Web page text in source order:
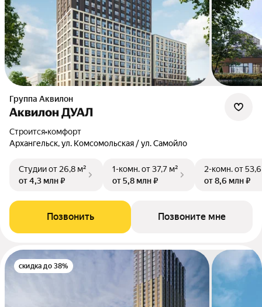
Группа Аквилон
Аквилон ДУАЛ
Строится•комфорт
Архангельск, ул. Комсомольская / ул. Самойло
Студииот 26,8 м²
от 4,3 млн ₽
1-комн.от 37,7 м²
от 5,8 млн ₽
2-комн.от
от 8,6 млн ₽
Позвонить Позвоните мне
скидка до 38%